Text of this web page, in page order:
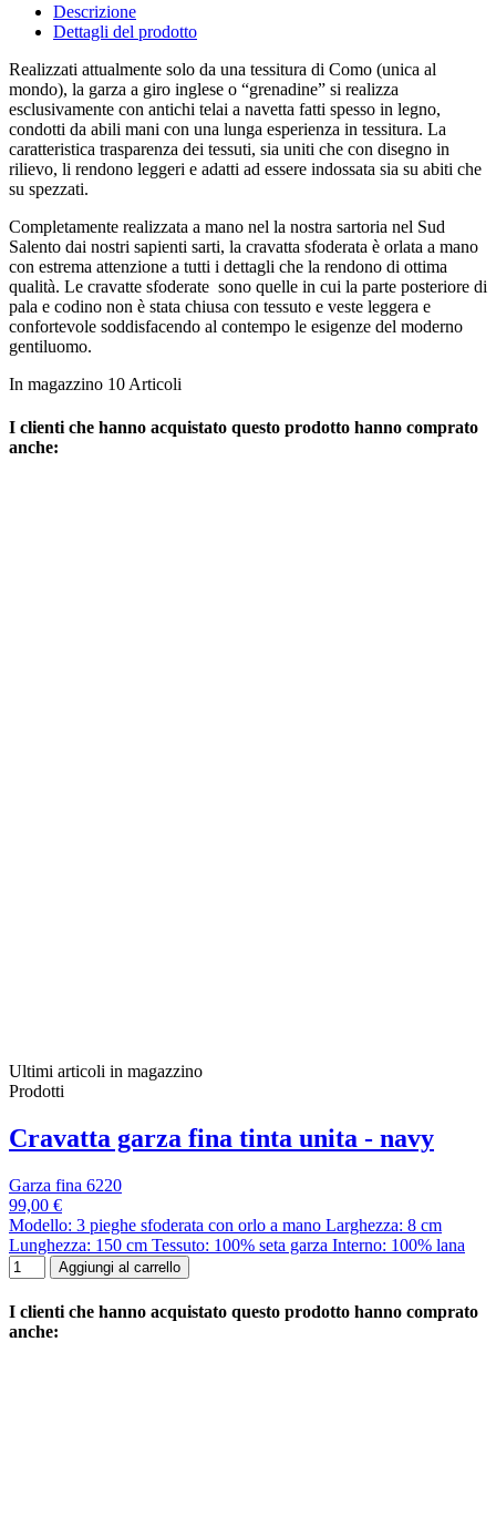
Descrizione
Dettagli del prodotto
Realizzati attualmente solo da una tessitura di Como (unica al
mondo), la garza a giro inglese o “grenadine” si realizza
esclusivamente con antichi telai a navetta fatti spesso in legno,
condotti da abili mani con una lunga esperienza in tessitura. La
caratteristica trasparenza dei tessuti, sia uniti che con disegno in
rilievo, li rendono leggeri e adatti ad essere indossata sia su abiti che
su spezzati.
Completamente realizzata a mano nel la nostra sartoria nel Sud
Salento dai nostri sapienti sarti, la cravatta sfoderata è orlata a mano
con estrema attenzione a tutti i dettagli che la rendono di ottima
qualità. Le cravatte sfoderate sono quelle in cui la parte posteriore di
pala e codino non è stata chiusa con tessuto e veste leggera e
confortevole soddisfacendo al contempo le esigenze del moderno
gentiluomo.
In magazzino 10 Articoli
I clienti che hanno acquistato questo prodotto hanno comprato
anche:
Ultimi articoli in magazzino
Prodotti
Cravatta garza fina tinta unita - navy
Garza fina 6220
99,00 €
Modello: 3 pieghe sfoderata con orlo a mano Larghezza: 8 cm
Lunghezza: 150 cm Tessuto: 100% seta garza Interno: 100% lana
Aggiungi al carrello
I clienti che hanno acquistato questo prodotto hanno comprato
anche: